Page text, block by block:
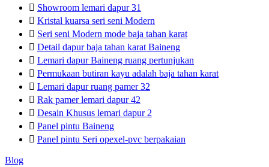
 Showroom lemari dapur 31
 Kristal kuarsa seri seni Modern
 Seri seni Modern mode baja tahan karat
 Detail dapur baja tahan karat Baineng
 Lemari dapur Baineng ruang pertunjukan
 Permukaan butiran kayu adalah baja tahan karat
 Lemari dapur ruang pamer 32
 Rak pamer lemari dapur 42
 Desain Khusus lemari dapur 2
 Panel pintu Baineng
 Panel pintu Seri opexel-pvc berpakaian
Blog